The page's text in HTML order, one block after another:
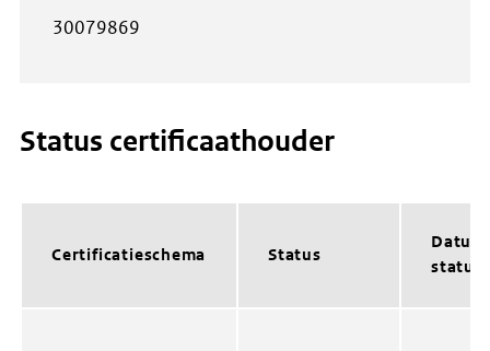
30079869
Status certificaathouder
Certificatieschema Status
Datum
status